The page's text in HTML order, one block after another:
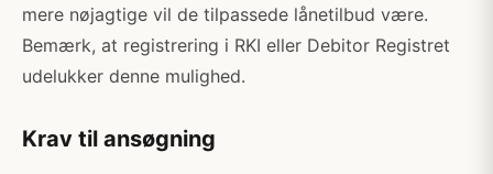
mere nøjagtige vil de tilpassede lånetilbud være.
Bemærk, at registrering i RKI eller Debitor Registret
udelukker denne mulighed.
Krav til ansøgning